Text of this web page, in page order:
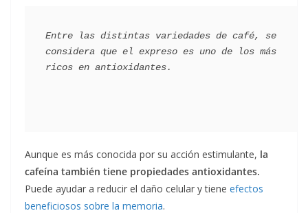
Entre las distintas variedades de café, se
considera que el expreso es uno de los más
Aunque es más conocida por su acción estimulante, la
cafeína también tiene propiedades antioxidantes.
Puede ayudar a reducir el daño celular y tiene efectos
beneficiosos sobre la memoria.